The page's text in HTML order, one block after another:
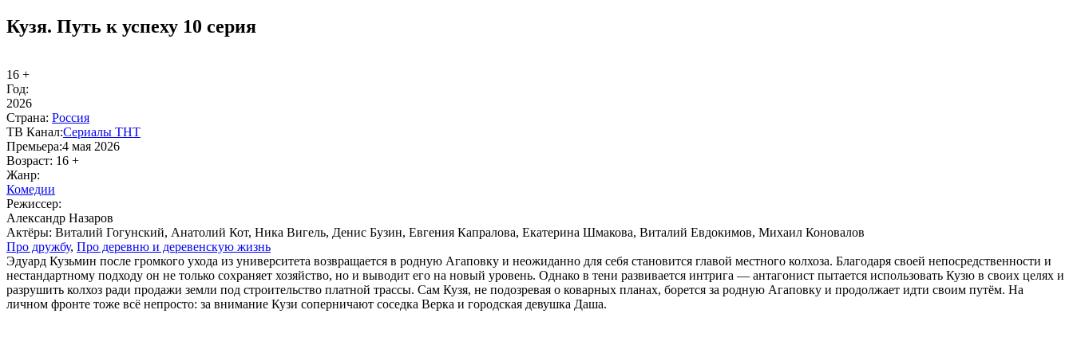
Кузя. Путь к успеху 10 серия
16 +
Год:
2026
Стра­на: Рос­сия
ТВ Ка­нал:Се­риа­лы ТНТ
Пре­мье­ра:4 мая 2026
Воз­раст: 16 +
Жанр:
Ко­ме­дии
Ре­жис­сер:
Александр Назаров
Ак­тё­ры: Виталий Гогунский, Анатолий Кот, Ника Вигель, Денис Бузин, Евгения Капралова, Екатерина Шмакова, Виталий Евдокимов, Михаил Коновалов
Про друж­бу, Про де­рев­ню и де­ре­вен­скую жизнь
Эдуард Кузьмин после громкого ухода из университета возвращается в родную Агаповку и неожиданно для себя становится главой местного колхоза. Благодаря своей непосредственности и
нестандартному подходу он не только сохраняет хозяйство, но и выводит его на новый уровень. Однако в тени развивается интрига — антагонист пытается использовать Кузю в своих целях и
разрушить колхоз ради продажи земли под строительство платной трассы. Сам Кузя, не подозревая о коварных планах, борется за родную Агаповку и продолжает идти своим путём. На
личном фронте тоже всё непросто: за внимание Кузи соперничают соседка Верка и городская девушка Даша.